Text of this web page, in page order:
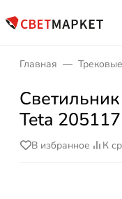
Главная
Teta
В избранное К